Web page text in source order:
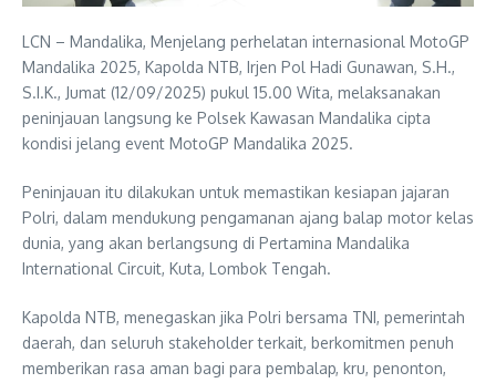
LCN – Mandalika, Menjelang perhelatan internasional MotoGP
Mandalika 2025, Kapolda NTB, Irjen Pol Hadi Gunawan, S.H.,
S.I.K., Jumat (12/09/2025) pukul 15.00 Wita, melaksanakan
peninjauan langsung ke Polsek Kawasan Mandalika cipta
kondisi jelang event MotoGP Mandalika 2025.
Peninjauan itu dilakukan untuk memastikan kesiapan jajaran
Polri, dalam mendukung pengamanan ajang balap motor kelas
dunia, yang akan berlangsung di Pertamina Mandalika
International Circuit, Kuta, Lombok Tengah.
Kapolda NTB, menegaskan jika Polri bersama TNI, pemerintah
daerah, dan seluruh stakeholder terkait, berkomitmen penuh
memberikan rasa aman bagi para pembalap, kru, penonton,